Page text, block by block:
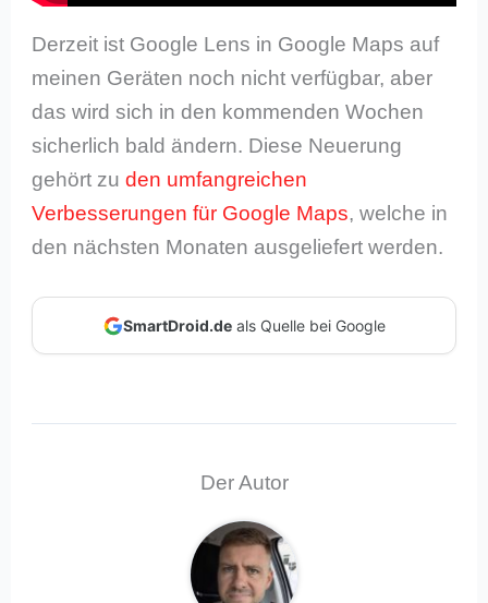
Derzeit ist Google Lens in Google Maps auf
meinen Geräten noch nicht verfügbar, aber
das wird sich in den kommenden Wochen
sicherlich bald ändern. Diese Neuerung
gehört zuden umfangreichen
Verbesserungen für Google Maps, welche in
den nächsten Monaten ausgeliefert werden.
SmartDroid.deals Quelle bei Google
Der Autor